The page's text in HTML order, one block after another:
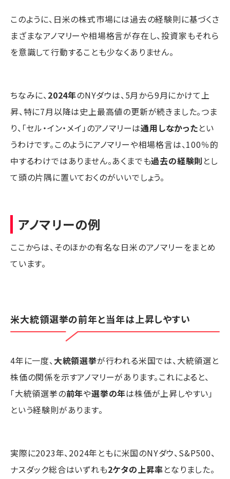
このように、日米の株式市場には過去の経験則に基づくさ
まざまなアノマリーや相場格言が存在し、投資家もそれら
を意識して行動することも少なくありません。
ちなみに、2024年のNYダウは、5月から9月にかけて上
昇、特に7月以降は史上最高値の更新が続きました。つま
り、「セル・イン・メイ」のアノマリーは通用しなかったとい
うわけです。このようにアノマリーや相場格言は、100％的
中するわけではありません。あくまでも過去の経験則 とし
て頭の片隅に置いておくのがいいでしょう。
アノマリーの例
ここからは、そのほかの有名な日米のアノマリーをまとめ
ています。
米大統領選挙の前年と当年は上昇しやすい
4年に一度、大統領選挙が行われる米国では、大統領選と
株価の関係を示すアノマリーがあります。これによると、
「大統領選挙の前年や選挙の年は株価が上昇しやすい」
という経験則があります。
実際に2023年、2024年ともに米国のNYダウ、S&P500、
ナスダック総合はいずれも2ケタの上昇率となりました。